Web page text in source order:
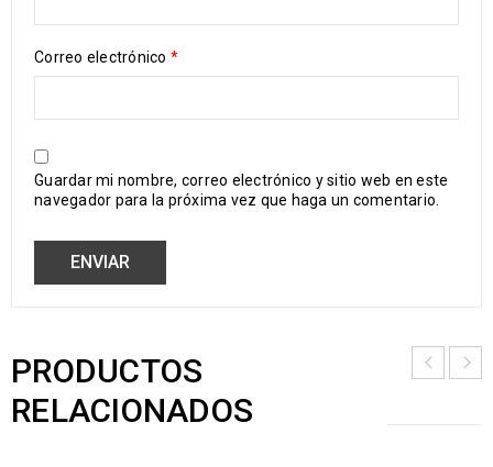
Correo electrónico *
Guardar mi nombre, correo electrónico y sitio web en este
navegador para la próxima vez que haga un comentario.
PRODUCTOS
RELACIONADOS